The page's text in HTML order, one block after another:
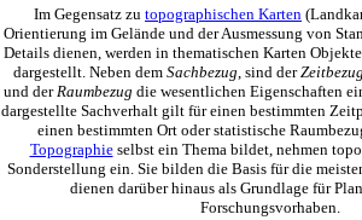
Im Gegensatz zu topographischen Karten
Orientierung im Gelände und der Ausmessung von
Details dienen, werden in thematischen Karten
dargestellt. Neben dem Sachbezug, sind derZeitbezug
und derRaumbezug die wesentlichen Eigenschaften
dargestellte Sachverhalt gilt für einen bestimmten
einen bestimmten Ort oder statistische
Topographieselbst ein Thema bildet, nehmen
Sonderstellung ein. Sie bilden die Basis für die
dienen darüber hinaus als Grundlage für
Forschungsvorhaben.